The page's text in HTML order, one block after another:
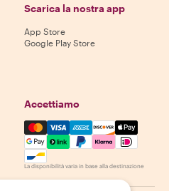
Scarica la nostra app
App Store
Google Play Store
Accettiamo
Mastercard, Visa, Amex,
La disponibilità varia in base alla destinazione